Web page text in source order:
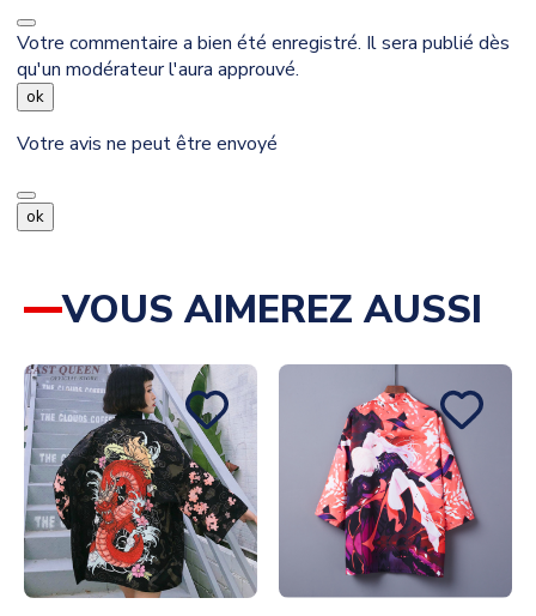
Votre commentaire a bien été enregistré. Il sera publié dès
qu'un modérateur l'aura approuvé.
ok
Votre avis ne peut être envoyé
ok
VOUS AIMEREZ AUSSI